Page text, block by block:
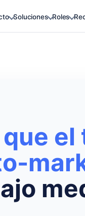
Soluciones Roles
que